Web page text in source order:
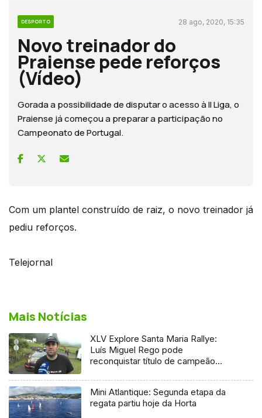
DESPORTO 28 ago, 2020, 15:35
Novo treinador do
Praiense pede reforços
(Vídeo)
Gorada a possibilidade de disputar o acesso à II Liga, o
Praiense já começou a preparar a participação no
Campeonato de Portugal.
Com um plantel construído de raiz, o novo treinador já
pediu reforços.
Telejornal
Mais Notícias
XLV Explore Santa Maria Rallye:
Luís Miguel Rego pode
reconquistar título de campeão
Mini Atlantique: Segunda etapa da
regata partiu hoje da Horta